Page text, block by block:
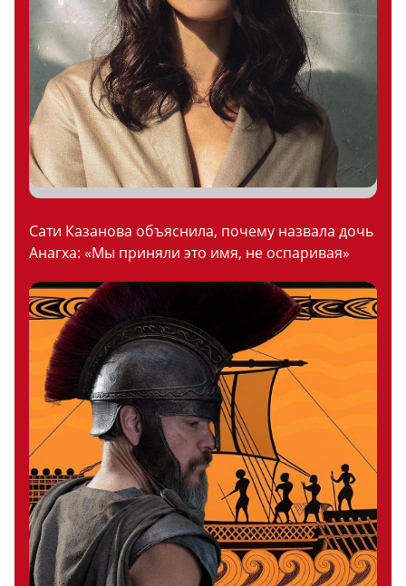
Сати Казанова объяснила, почему назвала дочь
Анагха: «Мы приняли это имя, не оспаривая»